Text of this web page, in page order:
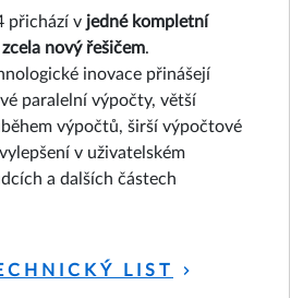
přichází v jedné kompletní
zcela nový řešičem.
inovace přinášejí
paralelní výpočty, větší
výpočtů, širší výpočtové
v uživatelském
a dalších částech
LIST